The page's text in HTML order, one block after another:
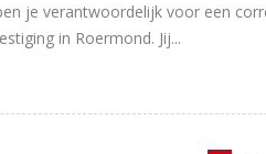
je verantwoordelijk voor een
in Roermond. Jij...